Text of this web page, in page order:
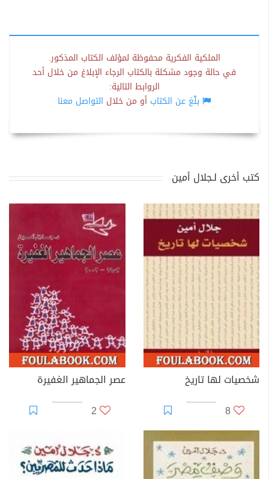
الملكية الفكرية محفوظة لمؤلف الكتاب المذكور.
في حالة وجود مشكلة بالكتاب الرجاء الإبلاغ من خلال أحد
الروابط التالية:
بلّغ عن الكتاب أو من خلال التواصل معنا
كتب أخرى لـجلال أمين
شخصيات لها تاريخ
8
عصر الجماهير الغفيرة
2